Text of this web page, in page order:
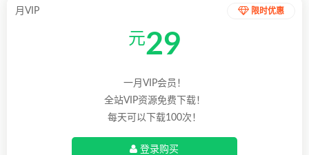
限时优惠
月VIP
元29
一月VIP会员！
全站VIP资源免费下载！
每天可以下载100次！
登录购买